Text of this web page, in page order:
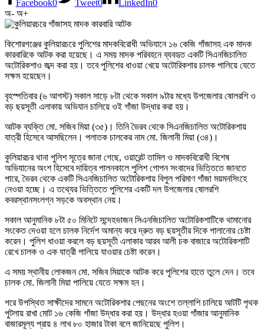
Facebook0 Tweet0 LinkedIn0
অ- অ+
কিশোরগঞ্জের কুলিয়ারচরে পুলিশের মাদকবিরোধী অভিযানে ১৬ কেজি গাঁজাসহ এক মাদক
কারবারিকে আটক করা হয়েছে। এ সময় মাদক পরিবহনে ব্যবহৃত একটি সিএনজিচালিত
অটোরিকশাও জব্দ করা হয়। তবে পুলিশের ধাওয়া খেয়ে অটোরিকশার চালক পালিয়ে যেতে
সক্ষম হয়েছেন।
বৃহস্পতিবার (৬ আগস্ট) সকাল সাড়ে ৮টা থেকে সকাল ৯টার মধ্যে উপজেলার ষোলরশি ও
বড় ছয়সূতী এলাকায় অভিযান চালিয়ে ওই গাঁজা উদ্ধার করা হয়।
আটক ব্যক্তি মো. সজিব মিয়া (৩৫)। তিনি ভৈরব থেকে সিএনজিচালিত অটোরিকশায়
যাত্রী হিসেবে আসছিলেন। পলাতক চালকের নাম মো. জিলানী মিয়া (৩৪)।
কুলিয়ারচর থানা পুলিশ সূত্রে জানা গেছে, ওয়ারেন্ট তামিল ও মাদকবিরোধী বিশেষ
অভিযানের অংশ হিসেবে দায়িত্ব পালনকালে পুলিশ গোপন সংবাদের ভিত্তিতে জানতে
পারে, ভৈরব থেকে একটি সিএনজিচালিত অটোরিকশায় বিপুল পরিমাণ গাঁজা ময়মনসিংহে
নেওয়া হচ্ছে। এ তথ্যের ভিত্তিতে পুলিশের একটি দল উপজেলার ষোলরশি
কবরস্থানসংলগ্ন সড়কে অবস্থান নেয়।
সকাল আনুমানিক ৮টা ৫০ মিনিটে সন্দেহভাজন সিএনজিচালিত অটোরিকশাটিকে থামানোর
সংকেত দেওয়া হলে চালক নির্দেশ অমান্য করে দ্রুত বড় ছয়সূতীর দিকে পালানোর চেষ্টা
করেন। পুলিশ ধাওয়া করলে বড় ছয়সূতী এলাকার আরব আলী চক বাজারে অটোরিকশাটি
রেখে চালক ও এক যাত্রী পালিয়ে যাওয়ার চেষ্টা করেন।
এ সময় স্থানীয় লোকজন মো. সজিব মিয়াকে আটক করে পুলিশের হাতে তুলে দেন। তবে
চালক মো. জিলানী মিয়া পালিয়ে যেতে সক্ষম হন।
পরে উপস্থিত সাক্ষীদের সামনে অটোরিকশার পেছনের অংশে তল্লাশি চালিয়ে আটটি পৃথক
পুটলায় রাখা মোট ১৬ কেজি গাঁজা উদ্ধার করা হয়। উদ্ধার হওয়া গাঁজার আনুমানিক
বাজারমূল্য প্রায় ৪ লাখ ৮০ হাজার টাকা বলে জানিয়েছে পুলিশ।